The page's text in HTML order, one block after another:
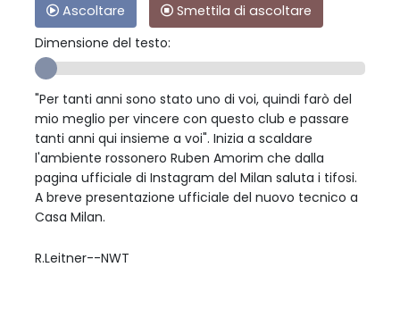
Ascoltare
Smettila di ascoltare
Dimensione del testo:
"Per tanti anni sono stato uno di voi, quindi farò del
mio meglio per vincere con questo club e passare
tanti anni qui insieme a voi". Inizia a scaldare
l'ambiente rossonero Ruben Amorim che dalla
pagina ufficiale di Instagram del Milan saluta i tifosi.
A breve presentazione ufficiale del nuovo tecnico a
Casa Milan.
R.Leitner--NWT